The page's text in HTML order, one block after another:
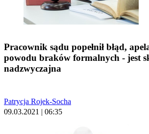
Pracownik sądu popełnił błąd,
powodu braków formalnych - jest
nadzwyczajna
Patrycja Rojek-Socha
09.03.2021 | 06:35